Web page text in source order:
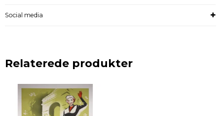
Social media
Relaterede produkter